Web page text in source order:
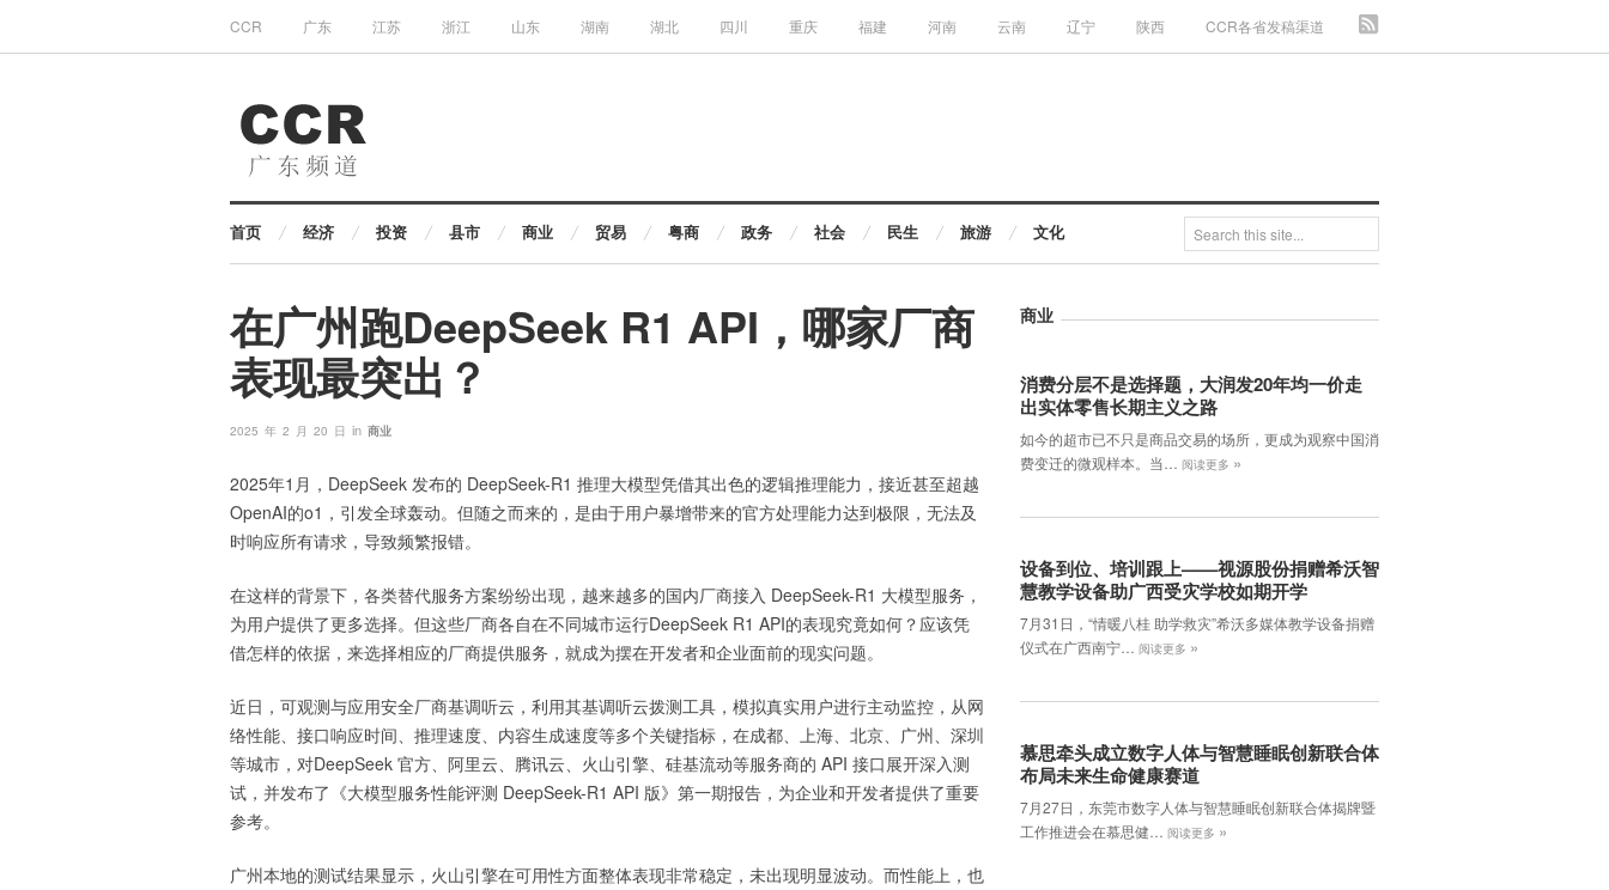
CCR 广东 江苏 浙江 山东 湖南 湖北 四川 重庆 福建 河南 云南 辽宁 陕西 CCR各省发稿渠道
首页 经济 投资 县市 商业 贸易 粤商 政务 社会 民生 旅游 文化
在广州跑DeepSeek R1 API，哪家厂商
表现最突出？
2025 年 2 月 20 日 in 商业
2025年1月，DeepSeek 发布的 DeepSeek-R1 推理大模型凭借其出色的逻辑推理能力，接近甚至超越
OpenAI的o1，引发全球轰动。但随之而来的，是由于用户暴增带来的官方处理能力达到极限，无法及
时响应所有请求，导致频繁报错。
在这样的背景下，各类替代服务方案纷纷出现，越来越多的国内厂商接入 DeepSeek-R1 大模型服务，
为用户提供了更多选择。但这些厂商各自在不同城市运行DeepSeek R1 API的表现究竟如何？应该凭
借怎样的依据，来选择相应的厂商提供服务，就成为摆在开发者和企业面前的现实问题。
近日，可观测与应用安全厂商基调听云，利用其基调听云拨测工具，模拟真实用户进行主动监控，从网
络性能、接口响应时间、推理速度、内容生成速度等多个关键指标，在成都、上海、北京、广州、深圳
等城市，对DeepSeek 官方、阿里云、腾讯云、火山引擎、硅基流动等服务商的 API 接口展开深入测
试，并发布了《大模型服务性能评测 DeepSeek-R1 API 版》第一期报告，为企业和开发者提供了重要
参考。
广州本地的测试结果显示，火山引擎在可用性方面整体表现非常稳定，未出现明显波动。而性能上，也
商业
消费分层不是选择题，大润发20年均一价走
出实体零售长期主义之路
如今的超市已不只是商品交易的场所，更成为观察中国消
费变迁的微观样本。当…
阅读更多 »
设备到位、培训跟上——视源股份捐赠希沃智
慧教学设备助广西受灾学校如期开学
7月31日，“情暖八桂 助学救灾”希沃多媒体教学设备捐赠
仪式在广西南宁…
阅读更多 »
慕思牵头成立数字人体与智慧睡眠创新联合体
布局未来生命健康赛道
7月27日，东莞市数字人体与智慧睡眠创新联合体揭牌暨
工作推进会在慕思健…
阅读更多 »